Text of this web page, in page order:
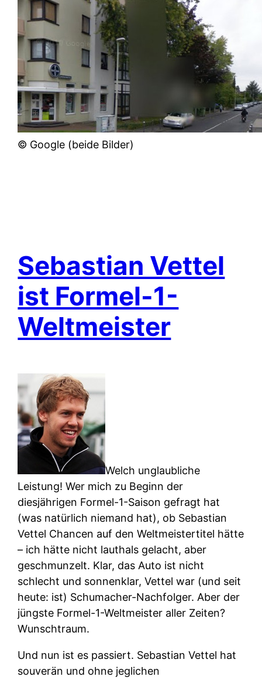
© Google (beide Bilder)
Sebastian Vettel
ist Formel-1-
Weltmeister
Welch unglaubliche
Leistung! Wer mich zu Beginn der
diesjährigen Formel-1-Saison gefragt hat
(was natürlich niemand hat), ob Sebastian
Vettel Chancen auf den Weltmeistertitel hätte
– ich hätte nicht lauthals gelacht, aber
geschmunzelt. Klar, das Auto ist nicht
schlecht und sonnenklar, Vettel war (und seit
heute: ist) Schumacher-Nachfolger. Aber der
jüngste Formel-1-Weltmeister aller Zeiten?
Wunschtraum.
Und nun ist es passiert. Sebastian Vettel hat
souverän und ohne jeglichen